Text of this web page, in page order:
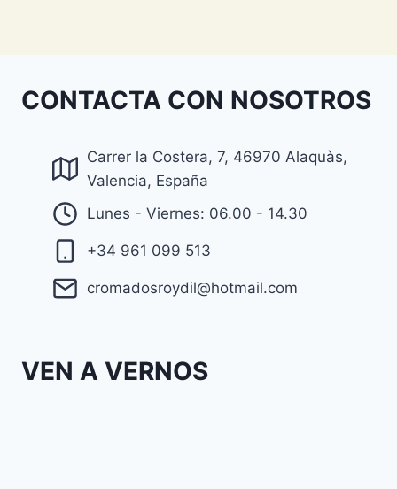
CONTACTA CON NOSOTROS
Carrer la Costera, 7, 46970 Alaquàs,
Valencia, España
Lunes - Viernes: 06.00 - 14.30
+34 961 099 513
cromadosroydil@hotmail.com
VEN A VERNOS